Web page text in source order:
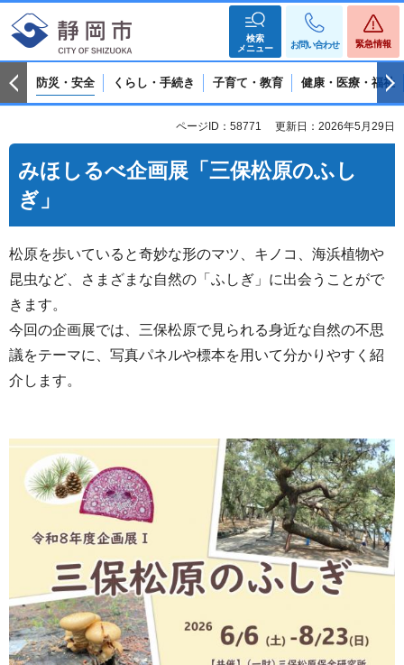
検索
メニュー
お問い合わせ 緊急情報
防災・安全 くらし・手続き 子育て・教育 健康・医療・福祉
ページID：58771 更新日：2026年5月29日
みほしるべ企画展「三保松原のふし
ぎ」
松原を歩いていると奇妙な形のマツ、キノコ、海浜植物や
昆虫など、さまざまな自然の「ふしぎ」に出会うことがで
きます。
今回の企画展では、三保松原で見られる身近な自然の不思
議をテーマに、写真パネルや標本を用いて分かりやすく紹
介します。